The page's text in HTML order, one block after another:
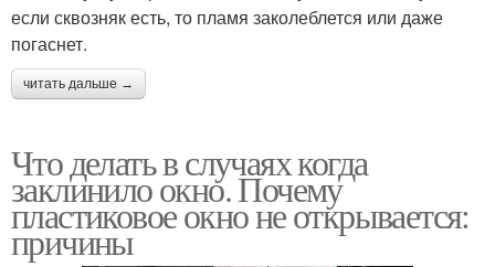
если сквозняк есть, то пламя заколеблется или даже
погаснет.
читать дальше →
Что делать в случаях когда
заклинило окно. Почему
пластиковое окно не открывается:
причины